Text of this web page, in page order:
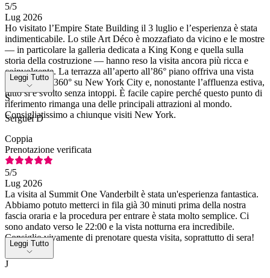
5/5
Lug 2026
Ho visitato l’Empire State Building il 3 luglio e l’esperienza è stata
indimenticabile. Lo stile Art Déco è mozzafiato da vicino e le mostre
— in particolare la galleria dedicata a King Kong e quella sulla
storia della costruzione — hanno reso la visita ancora più ricca e
coinvolgente. La terrazza all’aperto all’86° piano offriva una vista
incredibile a 360° su New York City e, nonostante l’affluenza estiva,
tutto si è svolto senza intoppi. È facile capire perché questo punto di
riferimento rimanga una delle principali attrazioni al mondo.
Consigliatissimo a chiunque visiti New York.
Leggi Tutto
S
Serguei D
Coppia
Prenotazione verificata
5/5
Lug 2026
La visita al Summit One Vanderbilt è stata un'esperienza fantastica.
Abbiamo potuto metterci in fila già 30 minuti prima della nostra
fascia oraria e la procedura per entrare è stata molto semplice. Ci
sono andato verso le 22:00 e la vista notturna era incredibile.
Consiglio vivamente di prenotare questa visita, soprattutto di sera!
Leggi Tutto
J